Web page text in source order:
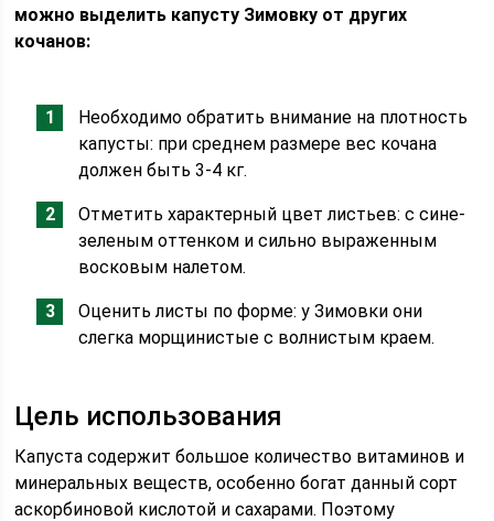
можно выделить капусту Зимовку от других
кочанов:
Необходимо обратить внимание на плотность
капусты: при среднем размере вес кочана
должен быть 3-4 кг.
Отметить характерный цвет листьев: с сине-
зеленым оттенком и сильно выраженным
восковым налетом.
Оценить листы по форме: у Зимовки они
слегка морщинистые с волнистым краем.
Цель использования
Капуста содержит большое количество витаминов и
минеральных веществ, особенно богат данный сорт
аскорбиновой кислотой и сахарами. Поэтому